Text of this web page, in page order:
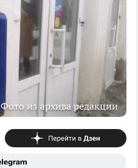
Фото из архива редакции